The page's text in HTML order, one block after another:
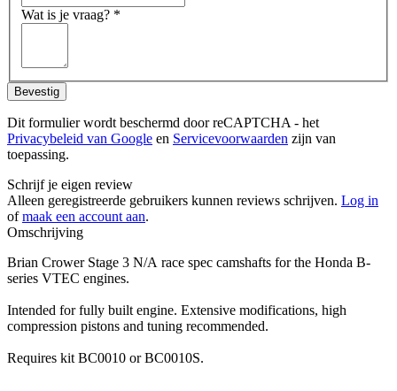
Wat is je vraag? *
Bevestig
Dit formulier wordt beschermd door reCAPTCHA - het
Privacybeleid van Google en Servicevoorwaarden zijn van
toepassing.
Schrijf je eigen review
Alleen geregistreerde gebruikers kunnen reviews schrijven. Log in
ofmaak een account aan.
Omschrijving
Brian Crower Stage 3 N/A race spec camshafts for the Honda B-
series VTEC engines.
Intended for fully built engine. Extensive modifications, high
compression pistons and tuning recommended.
Requires kit BC0010 or BC0010S.